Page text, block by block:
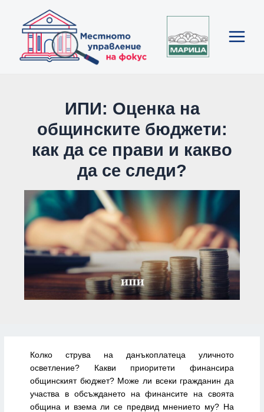
content
Menu
ИПИ: Оценка на
общинските бюджети:
как да се прави и какво
да се следи?
Колко струва на данъкоплатеца уличното
осветление? Какви приоритети финансира
общинският бюджет? Може ли всеки гражданин да
участва в обсъждането на финансите на своята
община и взема ли се предвид мнението му? На
navigation